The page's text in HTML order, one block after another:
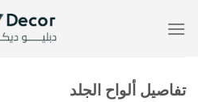
للمحتوى
تفاصيل ألواح الجلد